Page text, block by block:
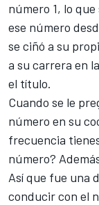
número 1, lo
ese número
se ciñó a su
a su carrera en
el título.
Cuando se le
número en su
frecuencia
número?
Así que fue una
conducir con el